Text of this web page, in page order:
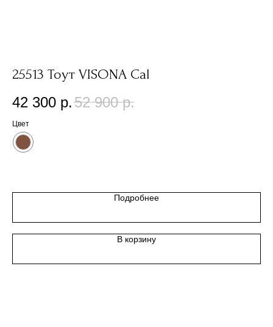
25513 Тоут VISONA Cal
42 300 р.52 900 р.
Цвет
Подробнее
В корзину